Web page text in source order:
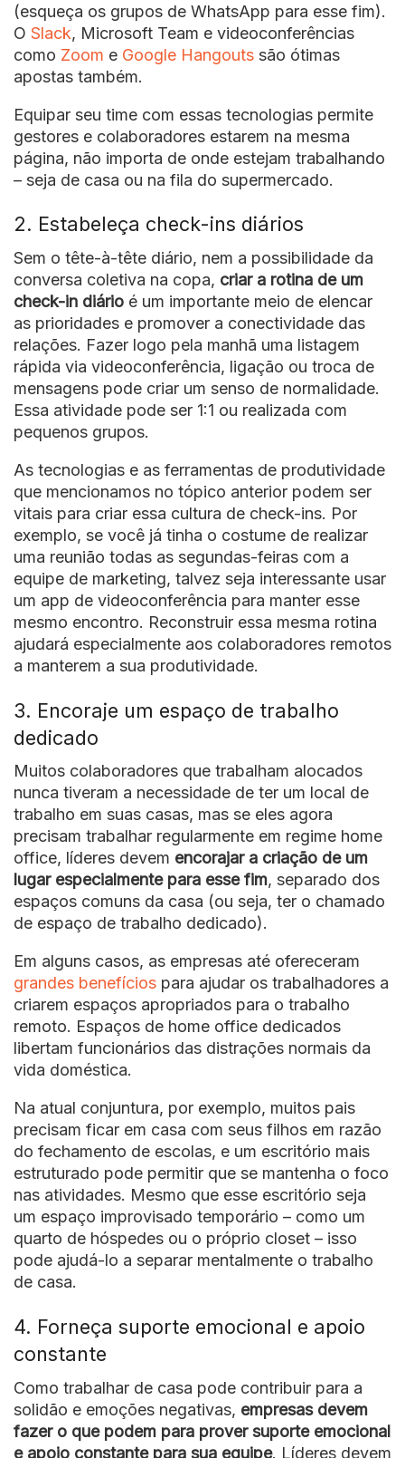
(esqueça os grupos de WhatsApp para esse fim).
O Slack, Microsoft Team e videoconferências
como Zoom e Google Hangouts são ótimas
apostas também.
Equipar seu time com essas tecnologias permite
gestores e colaboradores estarem na mesma
página, não importa de onde estejam trabalhando
– seja de casa ou na fila do supermercado.
2. Estabeleça check-ins diários
Sem o tête-à-tête diário, nem a possibilidade da
conversa coletiva na copa, criar a rotina de um
check-in diário é um importante meio de elencar
as prioridades e promover a conectividade das
relações. Fazer logo pela manhã uma listagem
rápida via videoconferência, ligação ou troca de
mensagens pode criar um senso de normalidade.
Essa atividade pode ser 1:1 ou realizada com
pequenos grupos.
As tecnologias e as ferramentas de produtividade
que mencionamos no tópico anterior podem ser
vitais para criar essa cultura de check-ins. Por
exemplo, se você já tinha o costume de realizar
uma reunião todas as segundas-feiras com a
equipe de marketing, talvez seja interessante usar
um app de videoconferência para manter esse
mesmo encontro. Reconstruir essa mesma rotina
ajudará especialmente aos colaboradores remotos
a manterem a sua produtividade.
3. Encoraje um espaço de trabalho
dedicado
Muitos colaboradores que trabalham alocados
nunca tiveram a necessidade de ter um local de
trabalho em suas casas, mas se eles agora
precisam trabalhar regularmente em regime home
office, líderes devem encorajar a criação de um
lugar especialmente para esse fim, separado dos
espaços comuns da casa (ou seja, ter o chamado
de espaço de trabalho dedicado).
Em alguns casos, as empresas até ofereceram
grandes benefícios para ajudar os trabalhadores a
criarem espaços apropriados para o trabalho
remoto. Espaços de home office dedicados
libertam funcionários das distrações normais da
vida doméstica.
Na atual conjuntura, por exemplo, muitos pais
precisam ficar em casa com seus filhos em razão
do fechamento de escolas, e um escritório mais
estruturado pode permitir que se mantenha o foco
nas atividades. Mesmo que esse escritório seja
um espaço improvisado temporário – como um
quarto de hóspedes ou o próprio closet – isso
pode ajudá-lo a separar mentalmente o trabalho
de casa.
4. Forneça suporte emocional e apoio
constante
Como trabalhar de casa pode contribuir para a
solidão e emoções negativas, empresas devem
fazer o que podem para prover suporte emocional
e apoio constante para sua equipe. Líderes devem